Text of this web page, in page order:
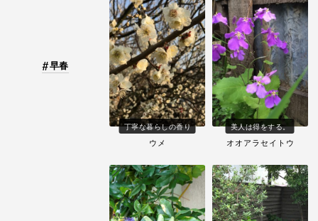
早春
丁寧な暮らしの香り
ウメ
美人は得をする。
オオアラセイトウ